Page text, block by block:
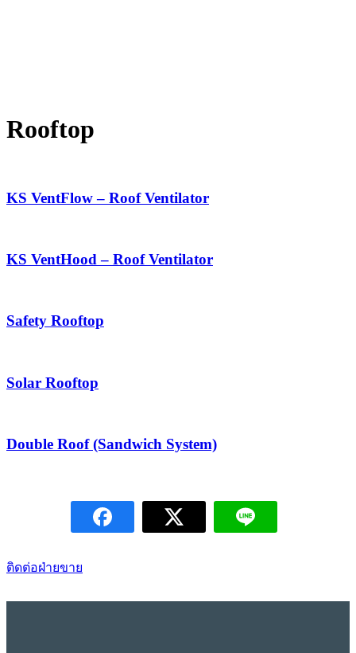
Rooftop
KS VentFlow – Roof Ventilator
KS VentHood – Roof Ventilator
Safety Rooftop
Solar Rooftop
Double Roof (Sandwich System)
ติดต่อฝ่ายขาย